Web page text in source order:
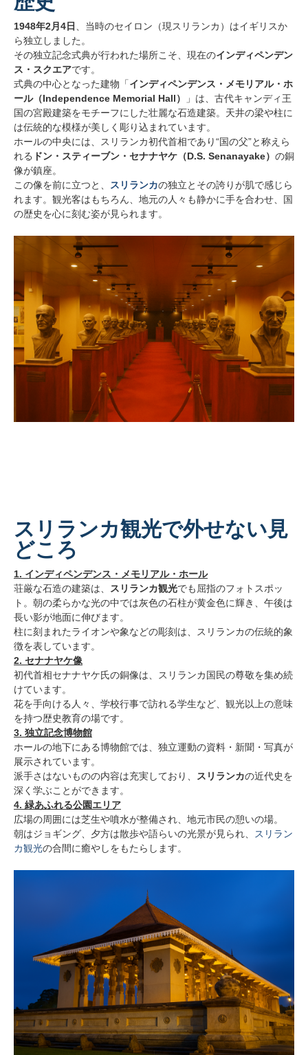
1948年2月4日
、当時のセイロン（現スリランカ）はイギリスか
ら独立しました。
その独立記念式典が行われた場所こそ、現在のインディペンデン
ス・スクエアです。
式典の中心となった建物「インディペンデンス・メモリアル・ホ
ール（Independence Memorial Hall）
」は、古代キャンディ王
国の宮殿建築をモチーフにした壮麗な石造建築。天井の梁や柱に
は伝統的な模様が美しく彫り込まれています。
ホールの中央には、スリランカ初代首相であり“国の父”と称えら
れる ドン・スティーブン・セナナヤケ（D.S. Senanayake） の銅
像が鎮座。
この像を前に立つと、
スリランカの独立とその誇りが肌で感じら
れます。観光客はもちろん、地元の人々も静かに手を合わせ、国
の歴史を心に刻む姿が見られます。
スリランカ観光で外せない見
どころ
1. インディペンデンス・メモリアル・ホール
荘厳な石造の建築は、
スリランカ観光でも屈指のフォトスポッ
ト。朝の柔らかな光の中では灰色の石柱が黄金色に輝き、午後は
長い影が地面に伸びます。
柱に刻まれたライオンや象などの彫刻は、スリランカの伝統的象
徴を表しています。
2. セナナヤケ像
初代首相セナナヤケ氏の銅像は、スリランカ国民の尊敬を集め続
けています。
花を手向ける人々、学校行事で訪れる学生など、観光以上の意味
を持つ歴史教育の場です。
3. 独立記念博物館
ホールの地下にある博物館では、独立運動の資料・新聞・写真が
展示されています。
派手さはないものの内容は充実しており、
スリランカの近代史を
深く学ぶことができます。
4. 緑あふれる公園エリア
広場の周囲には芝生や噴水が整備され、地元市民の憩いの場。
朝はジョギング、夕方は散歩や語らいの光景が見られ、
スリラン
カ観光の合間に癒やしをもたらします。